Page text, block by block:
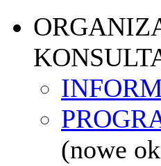
(nowe